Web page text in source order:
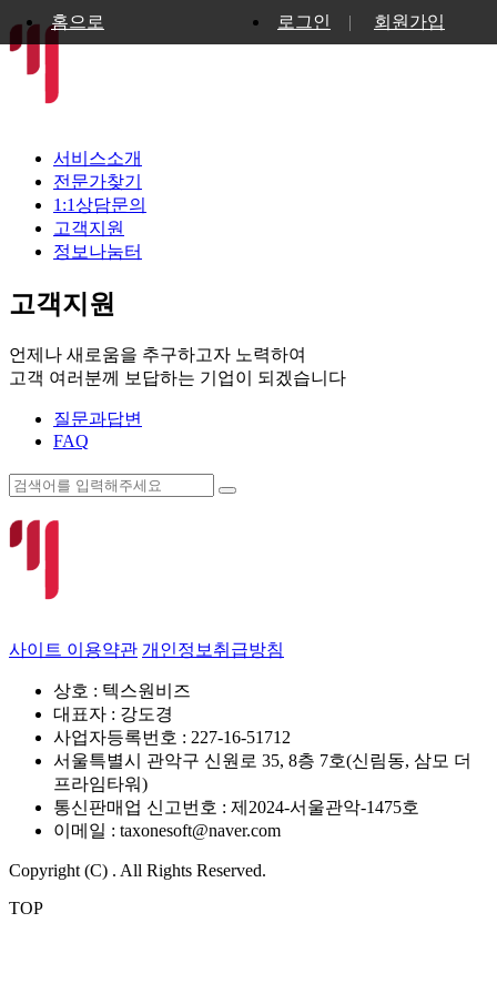
홈으로 로그인 | 회원가입
서비스소개
전문가찾기
1:1상담문의
고객지원
정보나눔터
고객지원
언제나 새로움을 추구하고자 노력하여
고객 여러분께 보답하는 기업이 되겠습니다
질문과답변
FAQ
사이트 이용약관 개인정보취급방침
상호 : 텍스원비즈
대표자 : 강도경
사업자등록번호 : 227-16-51712
서울특별시 관악구 신원로 35, 8층 7호(신림동, 삼모 더
프라임타워)
통신판매업 신고번호 : 제2024-서울관악-1475호
이메일 : taxonesoft@naver.com
Copyright (C) . All Rights Reserved.
TOP